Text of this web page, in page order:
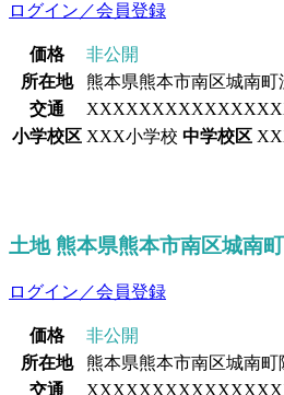
ログイン／会員登録
価格
非公開
所在地
熊本県熊本市南区城南町
交通
小学校区 XXX小学校 中学校区
土地 熊本県熊本市南区城南
ログイン／会員登録
価格
非公開
所在地
熊本県熊本市南区城南町
交通